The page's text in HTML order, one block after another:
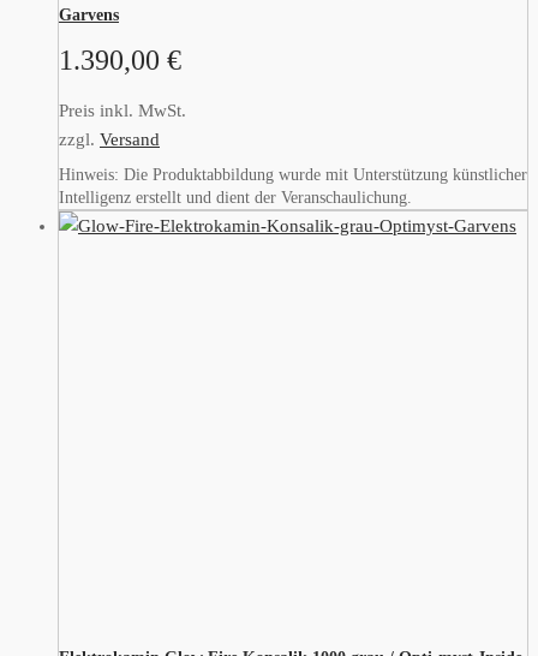
Garvens
1.390,00 €
Preis inkl. MwSt.
zzgl. Versand
Hinweis: Die Produktabbildung wurde mit Unterstützung künstlicher
Intelligenz erstellt und dient der Veranschaulichung.